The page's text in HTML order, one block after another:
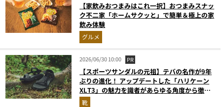
【家飲みおつまみはこれ一択】おつまみスナッ
ク不二家「ホームサクッと」で簡単＆極上の家
飲み体験
グルメ
2026/06/30 10:00 PR
【スポーツサンダルの元祖】テバの名作が9年
ぶりの進化！ アップデートした「ハリケーン
XLT3」の魅力を識者があらゆる角度から徹底
解説！
靴